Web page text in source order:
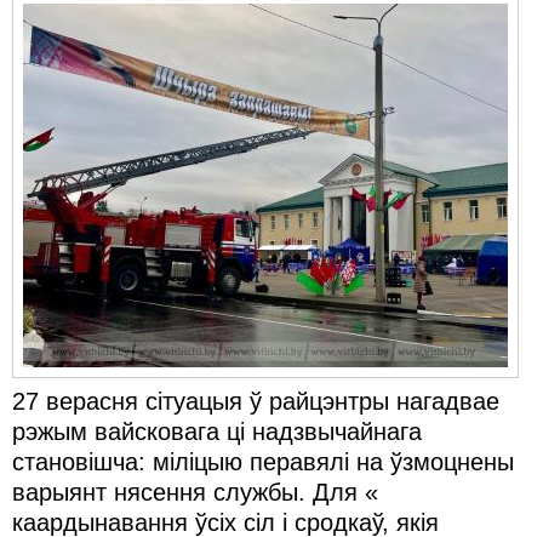
27 верасня сітуацыя ў райцэнтры нагадвае
рэжым вайсковага ці надзвычайнага
становішча: міліцыю перавялі на ўзмоцнены
варыянт нясення службы. Для «
каардынавання ўсіх сіл і сродкаў, якія
Дыскрымінацыя
Затрыманьні
Карная псыхіятрыя
КПЧ ААН
Культурныя правы
ЛПП
Мігранты
Мірныя сходы
Палітвязьні
Праваабаронцы
Правы дзіцяці